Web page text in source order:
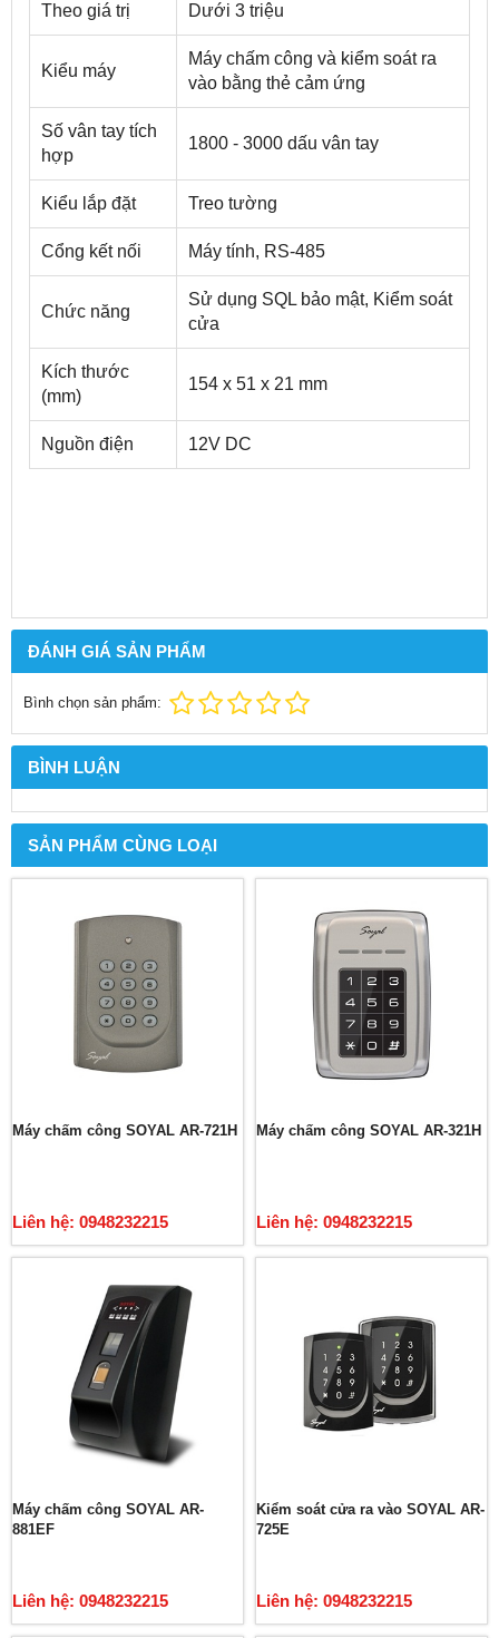
Theo giá trị Dưới 3 triệu
Kiểu máy
Máy chấm công và kiểm soát ra
vào bằng thẻ cảm ứng
Số vân tay tích
hợp
1800 - 3000 dấu vân tay
Kiểu lắp đặt Treo tường
Cổng kết nối Máy tính, RS-485
Chức năng
Sử dụng SQL bảo mật, Kiểm soát
cửa
Kích thước
(mm)
154 x 51 x 21 mm
Nguồn điện 12V DC
ĐÁNH GIÁ SẢN PHẨM
Bình chọn sản phẩm:
BÌNH LUẬN
SẢN PHẨM CÙNG LOẠI
Máy chấm công SOYAL AR-721H
Liên hệ: 0948232215
Máy chấm công SOYAL AR-321H
Liên hệ: 0948232215
Máy chấm công SOYAL AR-
881EF
Liên hệ: 0948232215
Kiểm soát cửa ra vào SOYAL AR-
725E
Liên hệ: 0948232215